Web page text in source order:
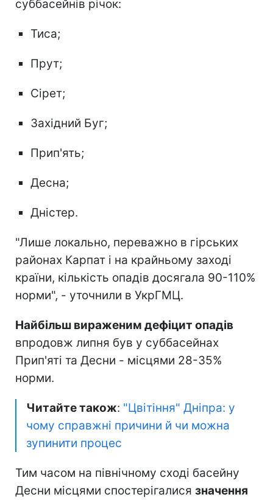
суббасейнів річок:
Тиса;
Прут;
Сірет;
Західний Буг;
Прип'ять;
Десна;
Дністер.
"Лише локально, переважно в гірських
районах Карпат і на крайньому заході
країни, кількість опадів досягала 90-110%
норми", - уточнили в УкрГМЦ.
Найбільш вираженим дефіцит опадів
впродовж липня був у суббасейнах
Прип'яті та Десни - місцями 28-35%
норми.
Читайте також: "Цвітіння" Дніпра: у
чому справжні причини й чи можна
зупинити процес
Тим часом на північному сході басейну
Десни місцями спостерігалися значення